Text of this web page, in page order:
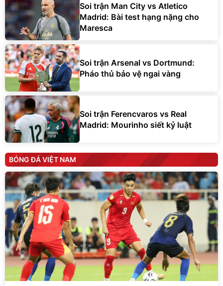
Soi trận Man City vs Atletico
Madrid: Bài test hạng nặng cho
Maresca
Soi trận Arsenal vs Dortmund:
Pháo thủ bảo vệ ngai vàng
Soi trận Ferencvaros vs Real
Madrid: Mourinho siết kỷ luật
BÓNG ĐÁ VIỆT NAM